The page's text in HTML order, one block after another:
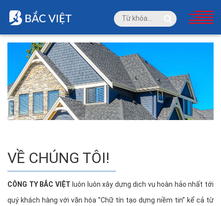
VỀ CHÚNG TÔI!
CÔNG TY BẮC VIỆT luôn luôn xây dựng dịch vụ hoàn hảo nhất tới
quý khách hàng với văn hóa ”Chữ tín tạo dựng niềm tin” kể cả từ